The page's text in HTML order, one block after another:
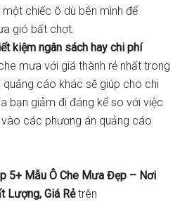
chiếc ô dù bên mình để
gió bất chợt.
kiệm ngân sách hay chi phí
mưa với giá thành rẻ nhất trong
cáo khác sẽ giúp cho chi
bạn giảm đi đáng kể so với việc
vào các phương án quảng cáo
5+ Mẫu Ô Che Mưa Đẹp – Nơi
Lượng, Giá Rẻtrên